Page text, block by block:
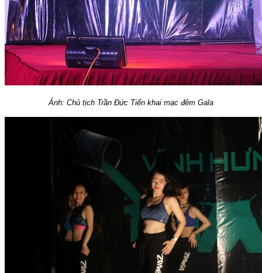
Ảnh: Chủ tịch Trần Đức Tiến khai mạc đêm Gala